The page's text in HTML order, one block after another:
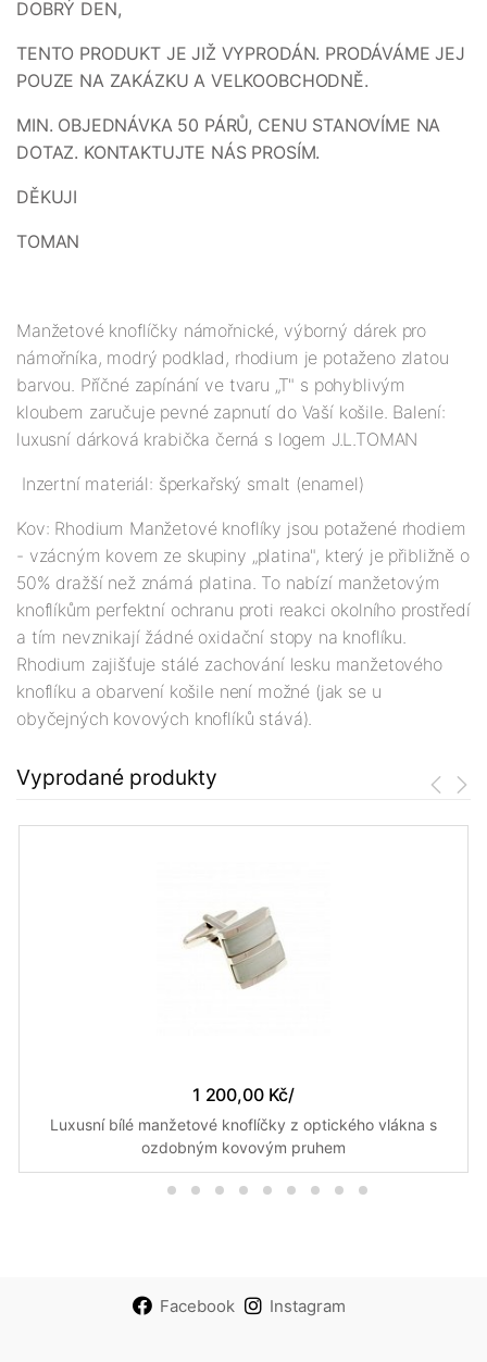
DOBRÝ DEN,
TENTO PRODUKT JE JIŽ VYPRODÁN. PRODÁVÁME JEJ
POUZE NA ZAKÁZKU A VELKOOBCHODNĚ.
MIN. OBJEDNÁVKA 50 PÁRŮ, CENU STANOVÍME NA
DOTAZ. KONTAKTUJTE NÁS PROSÍM.
DĚKUJI
TOMAN
Manžetové knoflíčky námořnické, výborný dárek pro
námořníka, modrý podklad, rhodium je potaženo zlatou
barvou. Příčné zapínání ve tvaru „T" s pohyblivým
kloubem zaručuje pevné zapnutí do Vaší košile. Balení:
luxusní dárková krabička černá s logem J.L.TOMAN
Inzertní materiál: šperkařský smalt (enamel)
Kov: Rhodium Manžetové knoflíky jsou potažené rhodiem
- vzácným kovem ze skupiny „platina", který je přibližně o
50% dražší než známá platina. To nabízí manžetovým
knoflíkům perfektní ochranu proti reakci okolního prostředí
a tím nevznikají žádné oxidační stopy na knoflíku.
Rhodium zajišťuje stálé zachování lesku manžetového
knoflíku a obarvení košile není možné (jak se u
obyčejných kovových knoflíků stává).
Vyprodané produkty
1 200,00 Kč/
Luxusní bílé manžetové knoflíčky z optického vlákna s
ozdobným kovovým pruhem
Facebook Instagram